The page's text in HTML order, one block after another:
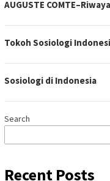
AUGUSTE
Tokoh Sosiologi
Sosiologi di Indonesia
Search
Recent Posts